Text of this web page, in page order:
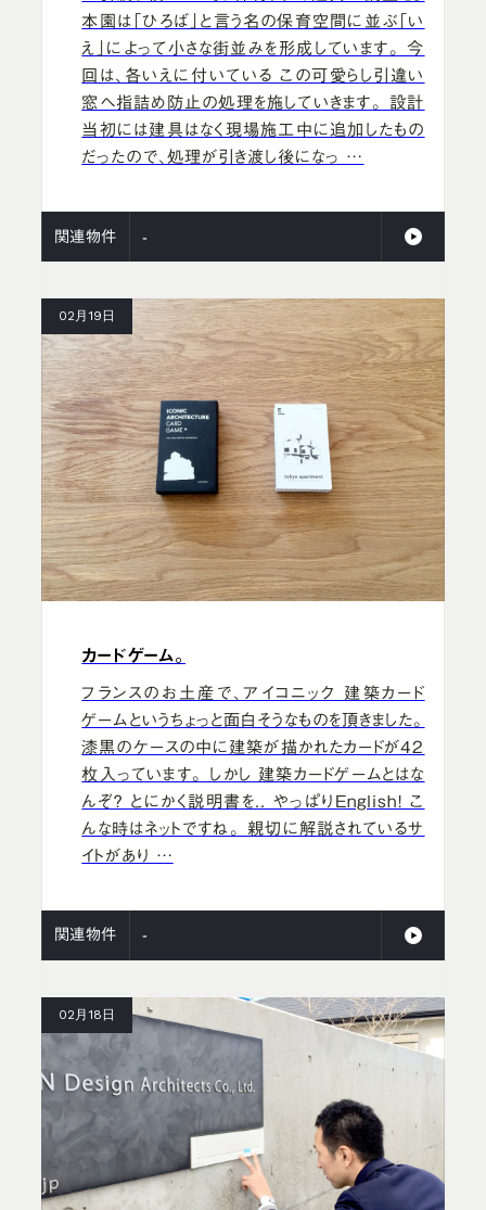
本園は「ひろば」と言う名の保育空間に並ぶ「い
え」によって小さな街並みを形成しています。 今
回は、各いえに付いている この可愛らし引違い
窓へ指詰め防止の処理を施していきます。 設計
当初には建具はなく現場施工中に追加したもの
だったので、処理が引き渡し後になっ …
関連物件 -
02月19日
カードゲーム。
フランスのお土産で、アイコニック 建築カード
ゲームというちょっと面白そうなものを頂きました。
漆黒のケースの中に建築が描かれたカードが42
枚入っています。 しかし 建築カードゲームとはな
んぞ？ とにかく説明書を.. やっぱりEnglish！ こ
んな時はネットですね。 親切に解説されているサ
イトがあり …
関連物件 -
02月18日